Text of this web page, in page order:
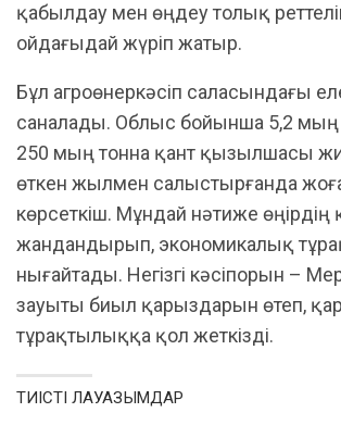
қабылдау мен өңдеу толық
ойдағыдай жүріп жатыр.
Бұл агроөнеркәсіп саласындағы
саналады. Облыс бойынша 5,2 мың
250 мың тонна қант қызылшасы
өткен жылмен салыстырғанда
көрсеткіш. Мұндай нәтиже өңірдің
жандандырып, экономикалық
нығайтады. Негізгі кәсіпорын –
зауыты биыл қарыздарын өтеп,
тұрақтылыққа қол жеткізді.
ТИІСТІ ЛАУАЗЫМДАР